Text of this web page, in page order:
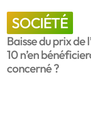
SOCIÉTÉ
Baisse du prix de
10 n’en
concerné ?